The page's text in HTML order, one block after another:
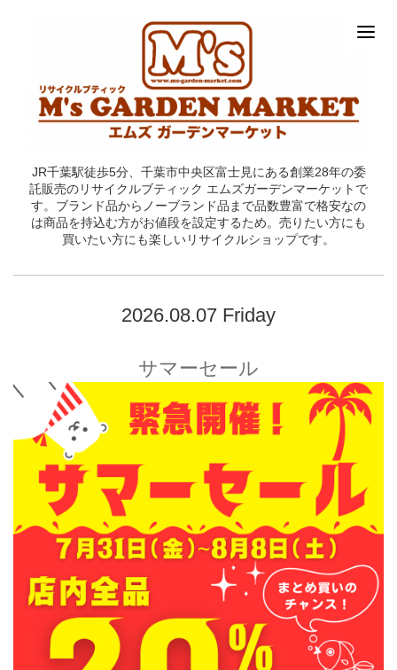
JR千葉駅徒歩5分、千葉市中央区富士見にある創業28年の委
託販売のリサイクルブティック エムズガーデンマーケットで
す。ブランド品からノーブランド品まで品数豊富で格安なの
は商品を持込む方がお値段を設定するため。売りたい方にも
買いたい方にも楽しいリサイクルショップです。
2026.08.07 Friday
サマーセール